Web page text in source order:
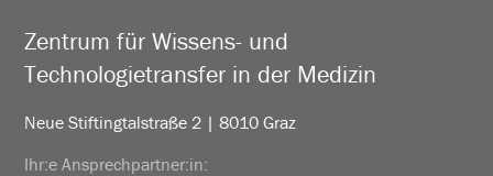
Zentrum für Wissens- und
Technologietransfer in der Medizin
Neue Stiftingtalstraße 2 | 8010 Graz
Ihr:e Ansprechpartner:in: